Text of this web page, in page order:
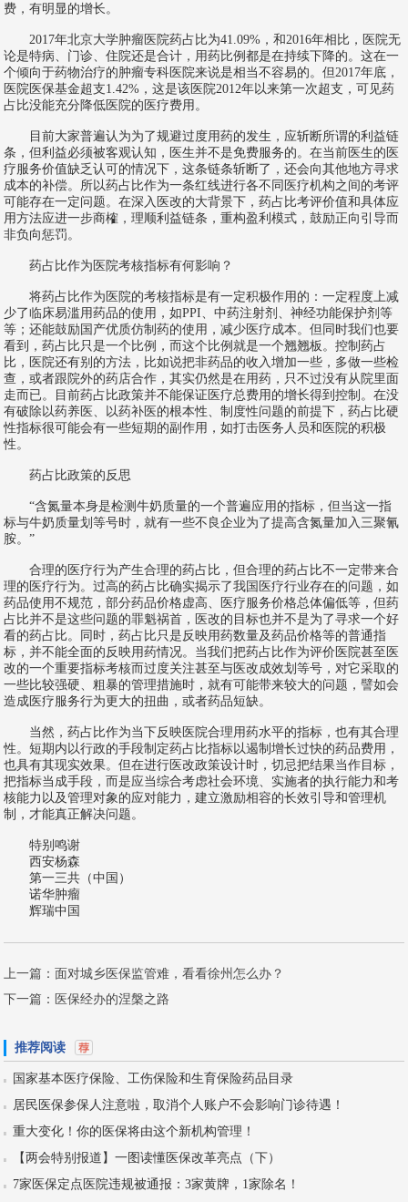
费，有明显的增长。
2017年北京大学肿瘤医院药占比为41.09%，和2016年相比，医院无
论是特病、门诊、住院还是合计，用药比例都是在持续下降的。这在一
个倾向于药物治疗的肿瘤专科医院来说是相当不容易的。但2017年底，
医院医保基金超支1.42%，这是该医院2012年以来第一次超支，可见药
占比没能充分降低医院的医疗费用。
目前大家普遍认为为了规避过度用药的发生，应斩断所谓的利益链
条，但利益必须被客观认知，医生并不是免费服务的。在当前医生的医
疗服务价值缺乏认可的情况下，这条链条斩断了，还会向其他地方寻求
成本的补偿。所以药占比作为一条红线进行各不同医疗机构之间的考评
可能存在一定问题。在深入医改的大背景下，药占比考评价值和具体应
用方法应进一步商榷，理顺利益链条，重构盈利模式，鼓励正向引导而
非负向惩罚。
药占比作为医院考核指标有何影响？
将药占比作为医院的考核指标是有一定积极作用的：一定程度上减
少了临床易滥用药品的使用，如PPI、中药注射剂、神经功能保护剂等
等；还能鼓励国产优质仿制药的使用，减少医疗成本。但同时我们也要
看到，药占比只是一个比例，而这个比例就是一个翘翘板。控制药占
比，医院还有别的方法，比如说把非药品的收入增加一些，多做一些检
查，或者跟院外的药店合作，其实仍然是在用药，只不过没有从院里面
走而已。目前药占比政策并不能保证医疗总费用的增长得到控制。在没
有破除以药养医、以药补医的根本性、制度性问题的前提下，药占比硬
性指标很可能会有一些短期的副作用，如打击医务人员和医院的积极
性。
药占比政策的反思
“含氮量本身是检测牛奶质量的一个普遍应用的指标，但当这一指
标与牛奶质量划等号时，就有一些不良企业为了提高含氮量加入三聚氰
胺。”
合理的医疗行为产生合理的药占比，但合理的药占比不一定带来合
理的医疗行为。过高的药占比确实揭示了我国医疗行业存在的问题，如
药品使用不规范，部分药品价格虚高、医疗服务价格总体偏低等，但药
占比并不是这些问题的罪魁祸首，医改的目标也并不是为了寻求一个好
看的药占比。同时，药占比只是反映用药数量及药品价格等的普通指
标，并不能全面的反映用药情况。当我们把药占比作为评价医院甚至医
改的一个重要指标考核而过度关注甚至与医改成效划等号，对它采取的
一些比较强硬、粗暴的管理措施时，就有可能带来较大的问题，譬如会
造成医疗服务行为更大的扭曲，或者药品短缺。
当然，药占比作为当下反映医院合理用药水平的指标，也有其合理
性。短期内以行政的手段制定药占比指标以遏制增长过快的药品费用，
也具有其现实效果。但在进行医改政策设计时，切忌把结果当作目标，
把指标当成手段，而是应当综合考虑社会环境、实施者的执行能力和考
核能力以及管理对象的应对能力，建立激励相容的长效引导和管理机
制，才能真正解决问题。
特别鸣谢
西安杨森
第一三共（中国）
诺华肿瘤
辉瑞中国
上一篇： 面对城乡医保监管难，看看徐州怎么办？
下一篇： 医保经办的涅槃之路
推荐阅读
国家基本医疗保险、工伤保险和生育保险药品目录
居民医保参保人注意啦，取消个人账户不会影响门诊待遇！
重大变化！你的医保将由这个新机构管理！
【两会特别报道】一图读懂医保改革亮点（下）
7家医保定点医院违规被通报：3家黄牌，1家除名！